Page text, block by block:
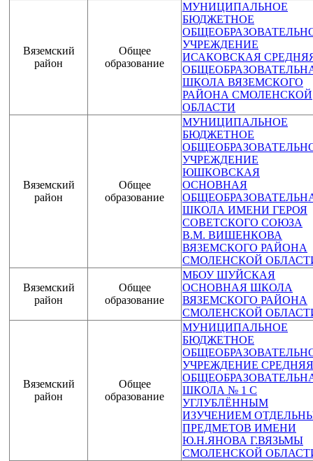
Вяземский
район
Общее
образование
МУНИЦИПАЛЬНОЕ
БЮДЖЕТНОЕ
УЧРЕЖДЕНИЕ
ИСАКОВСКАЯ
ШКОЛА ВЯЗЕМСКОГО
РАЙОНА СМОЛЕНСКОЙ
ОБЛАСТИ
Вяземский
район
Общее
образование
МУНИЦИПАЛЬНОЕ
БЮДЖЕТНОЕ
УЧРЕЖДЕНИЕ
ЮШКОВСКАЯ
ОСНОВНАЯ
ШКОЛА ИМЕНИ ГЕРОЯ
СОВЕТСКОГО СОЮЗА
В.М. ВИШЕНКОВА
ВЯЗЕМСКОГО РАЙОНА
СМОЛЕНСКОЙ
Вяземский
район
Общее
образование
МБОУ ШУЙСКАЯ
ОСНОВНАЯ ШКОЛА
ВЯЗЕМСКОГО РАЙОНА
СМОЛЕНСКОЙ
Вяземский
район
Общее
образование
МУНИЦИПАЛЬНОЕ
БЮДЖЕТНОЕ
УЧРЕЖДЕНИЕ СРЕДНЯЯ
ШКОЛА № 1 С
УГЛУБЛЁННЫМ
ИЗУЧЕНИЕМ
ПРЕДМЕТОВ ИМЕНИ
Ю.Н.ЯНОВА Г.ВЯЗЬМЫ
СМОЛЕНСКОЙ